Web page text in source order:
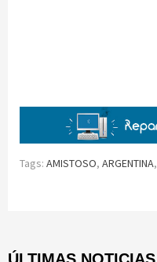
Tags: AMISTOSO, ARGENTINA,